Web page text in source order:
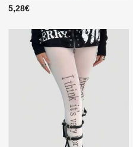
5,28€